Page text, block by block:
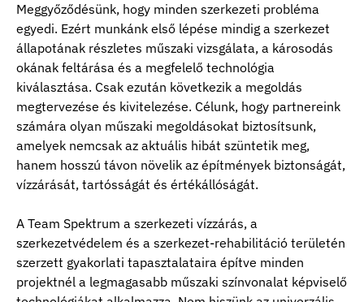
Meggyőződésünk, hogy minden szerkezeti probléma
egyedi. Ezért munkánk első lépése mindig a szerkezet
állapotának részletes műszaki vizsgálata, a károsodás
okának feltárása és a megfelelő technológia
kiválasztása. Csak ezután következik a megoldás
megtervezése és kivitelezése. Célunk, hogy partnereink
számára olyan műszaki megoldásokat biztosítsunk,
amelyek nemcsak az aktuális hibát szüntetik meg,
hanem hosszú távon növelik az építmények biztonságát,
vízzárását, tartósságát és értékállóságát.
A Team Spektrum a szerkezeti vízzárás, a
szerkezetvédelem és a szerkezet-rehabilitáció területén
szerzett gyakorlati tapasztalataira építve minden
projektnél a legmagasabb műszaki színvonalat képviselő